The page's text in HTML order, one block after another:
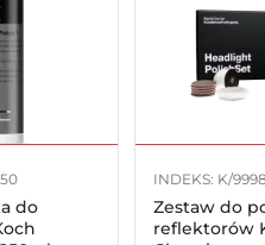
do
INDEKS: K/
Zestaw do
reflektorów